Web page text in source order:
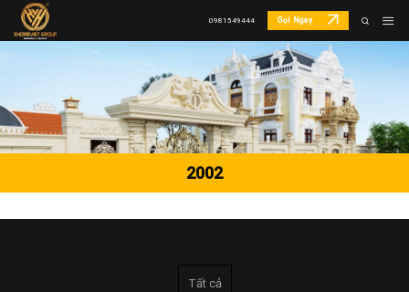
Skip
0981549444 Gọi Ngay
2002
Tất cả